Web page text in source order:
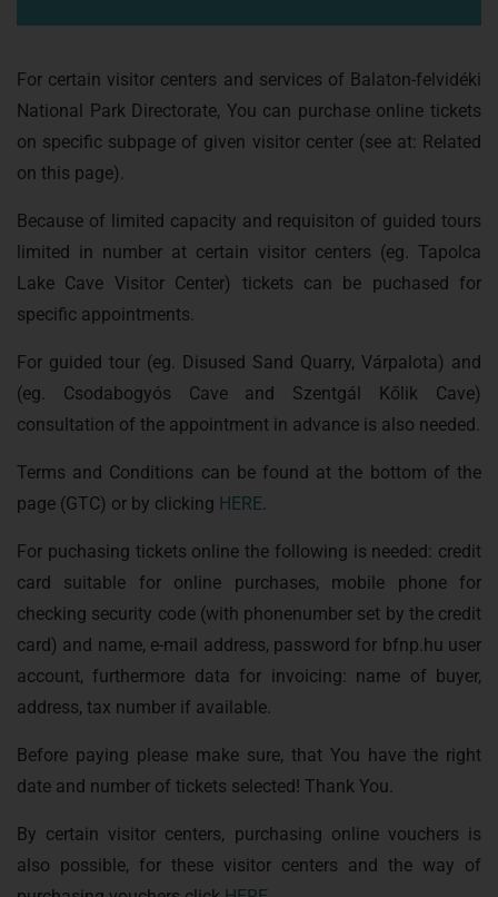
For certain visitor centers and services of Balaton-felvidéki
National Park Directorate, You can purchase online tickets
on specific subpage of given visitor center (see at: Related
on this page).
Because of limited capacity and requisiton of guided tours
limited in number at certain visitor centers (eg. Tapolca
Lake Cave Visitor Center) tickets can be puchased for
specific appointments.
For guided tour (eg. Disused Sand Quarry, Várpalota) and
(eg. Csodabogyós Cave and Szentgál Kőlik Cave)
consultation of the appointment in advance is also needed.
Terms and Conditions can be found at the bottom of the
page (GTC) or by clicking HERE.
For puchasing tickets online the following is needed: credit
card suitable for online purchases, mobile phone for
checking security code (with phonenumber set by the credit
card) and name, e-mail address, password for bfnp.hu user
account, furthermore data for invoicing: name of buyer,
address, tax number if available.
Before paying please make sure, that You have the right
date and number of tickets selected! Thank You.
By certain visitor centers, purchasing online vouchers is
also possible, for these visitor centers and the way of